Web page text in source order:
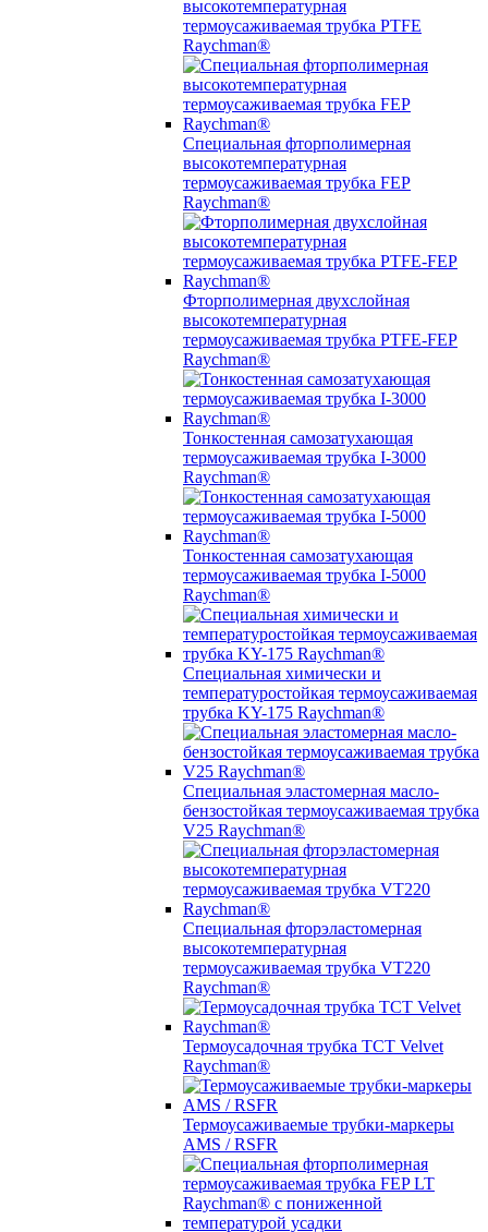
высокотемпературная
термоусаживаемая трубка PTFE
Raychman®
Специальная фторполимерная
высокотемпературная
термоусаживаемая трубка FEP
Raychman®
Фторполимерная двухслойная
высокотемпературная
термоусаживаемая трубка PTFE-FEP
Raychman®
Тонкостенная самозатухающая
термоусаживаемая трубка I-3000
Raychman®
Тонкостенная самозатухающая
термоусаживаемая трубка I-5000
Raychman®
Специальная химически и
температуростойкая термоусаживаемая
трубка KY-175 Raychman®
Специальная эластомерная масло-
бензостойкая термоусаживаемая трубка
V25 Raychman®
Специальная фторэластомерная
высокотемпературная
термоусаживаемая трубка VT220
Raychman®
Термоусадочная трубка TCT Velvet
Raychman®
Термоусаживаемые трубки-маркеры
AMS / RSFR